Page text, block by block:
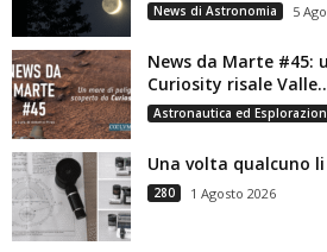
News di Astronomia 5
News da Marte #45:
Curiosity risale
Astronautica ed
Una volta qualcuno li
280 1 Agosto 2026